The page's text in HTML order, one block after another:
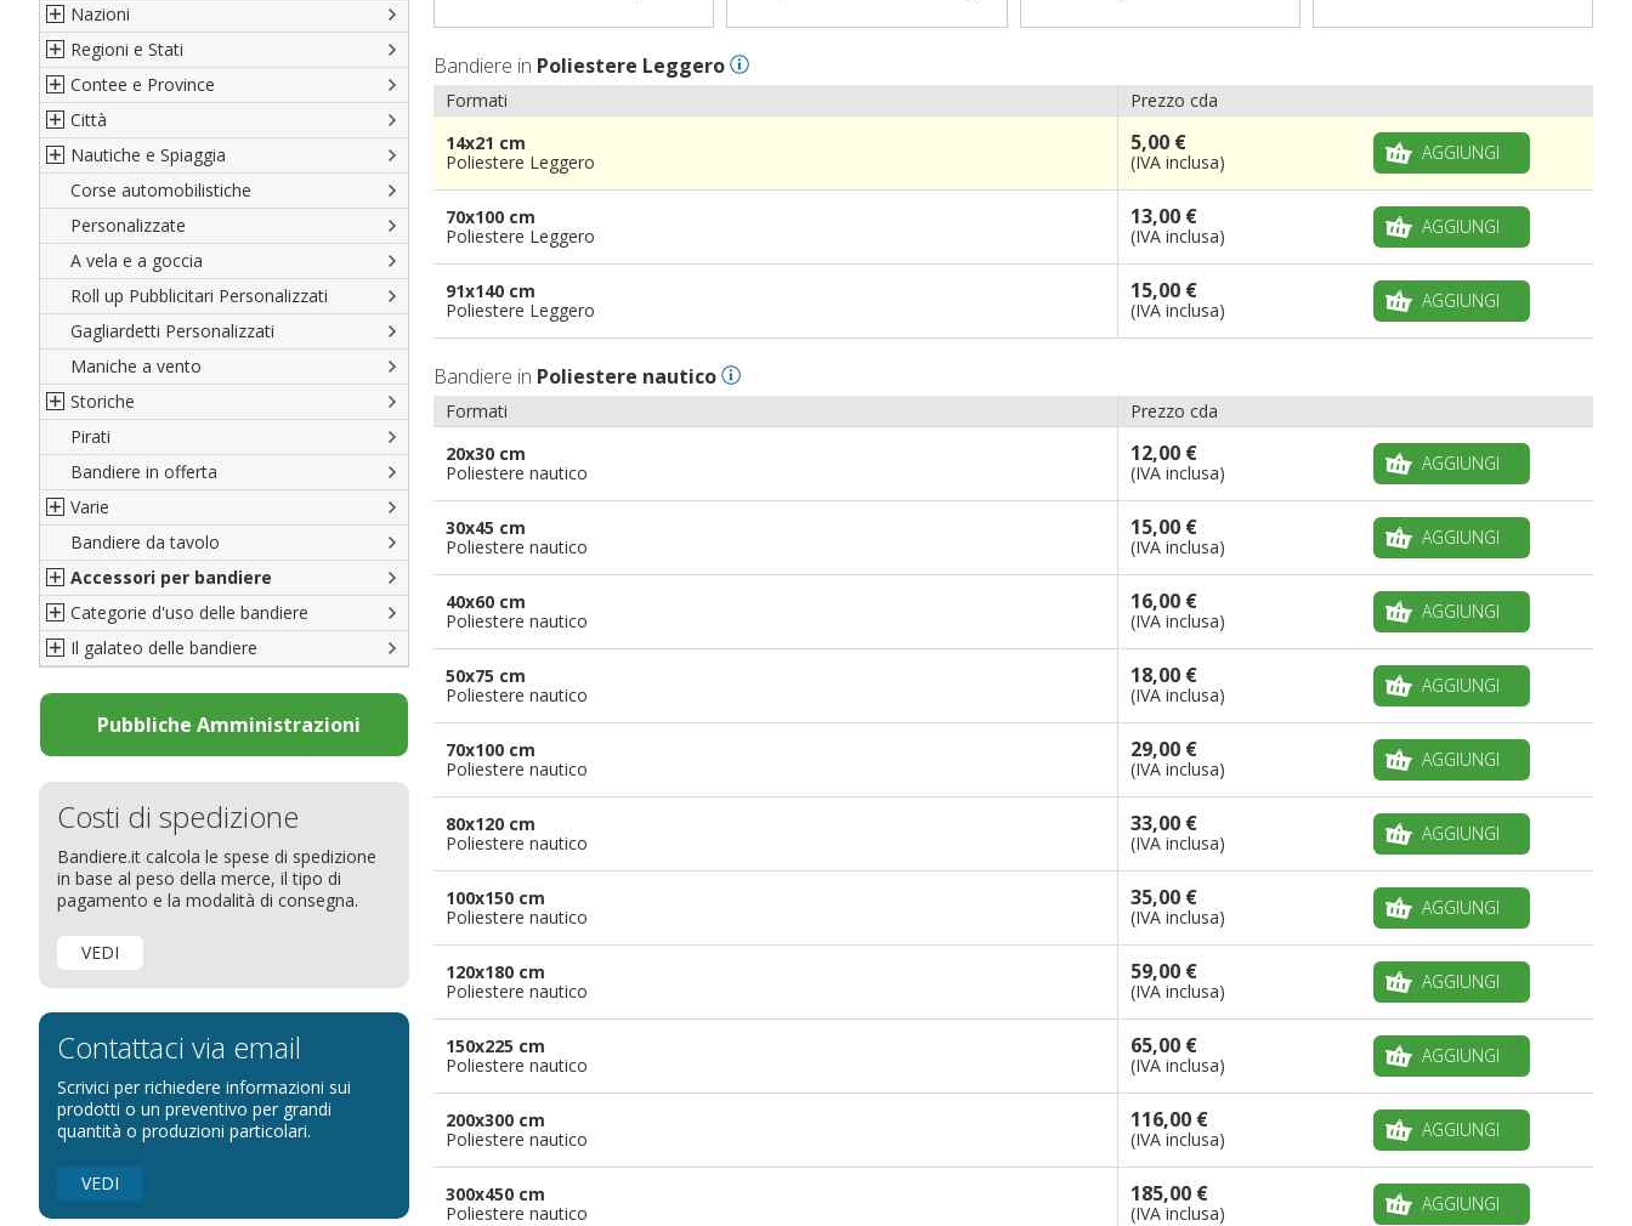
Nazioni
Nord America
Sud America
Europa
Africa
Asia
Oceania
Regioni e Stati
Regioni italiane
Territori Italiani
Stati USA
Francesi
Spagnole
Austriache
Tedesche
Regioni varie
Contee e Province
Cantoni Svizzeri
Province Italiane
Province Spagnole
Francia d'oltremare
Territori britannici d'oltremare
Varie Province del Mondo
Città
Città Italiane
Città spagnole
Città francesi
Città del mondo
Nautiche e Spiaggia
Militari e Mercantili
Codice internazionale nautico
Gran Pavese
Da spiaggia
Di cortesia
Corse automobilistiche
Personalizzate
A vela e a goccia
Roll up Pubblicitari Personalizzati
Gagliardetti Personalizzati
Maniche a vento
Storiche
Italiane
Porte di Milano
Francesi
Americane
Britanniche
Resto del Mondo
Pirati
Bandiere in offerta
Varie
Bandiere del CICAP - Think Deep
Bandiere di Orgoglio Bresciano
Organizzazioni internazionali
Diplomatiche
Bandiere Pubblicitarie
Natale e altre festività
Bandiere etniche e religiose
Bandiere da tavolo
Accessori per bandiere
Accessori per bandiere
Accessori per bandiere da tavolo
Categorie d'uso delle bandiere
Bandiere segnavento
Bandiere per sbandieratori
Bandiere per barche
Bandiere per hotel
Bandiere per eventi
Bandiere per biciclette
Bandiere per autosaloni
Bandiere Palio
Bandiere per enti pubblici
Bandiere per riserve naturali e parchi
Bandiere per musicisti
Bandiere per feste
Il galateo delle bandiere
La bandiera
Come disporre le bandiere
Dimensioni delle bandiere
Come piegare il tricolore
Pubbliche Amministrazioni
Costi di spedizione
Bandiere.it calcola le spese di spedizione
in base al peso della merce, il tipo di
pagamento e la modalità di consegna.
VEDI
Contattaci via email
Scrivici per richiedere informazioni sui
prodotti o un preventivo per grandi
quantità o produzioni particolari.
VEDI
Bandiere in Poliestere Leggero
Formati
Prezzo cda
14x21 cm
Poliestere Leggero
5,00 €
(IVA inclusa) AGGIUNGI
70x100 cm
Poliestere Leggero
13,00 €
(IVA inclusa) AGGIUNGI
91x140 cm
Poliestere Leggero
15,00 €
(IVA inclusa) AGGIUNGI
Bandiere in Poliestere nautico
Formati
Prezzo cda
20x30 cm
Poliestere nautico
12,00 €
(IVA inclusa) AGGIUNGI
30x45 cm
Poliestere nautico
15,00 €
(IVA inclusa) AGGIUNGI
40x60 cm
Poliestere nautico
16,00 €
(IVA inclusa) AGGIUNGI
50x75 cm
Poliestere nautico
18,00 €
(IVA inclusa) AGGIUNGI
70x100 cm
Poliestere nautico
29,00 €
(IVA inclusa) AGGIUNGI
80x120 cm
Poliestere nautico
33,00 €
(IVA inclusa) AGGIUNGI
100x150 cm
Poliestere nautico
35,00 €
(IVA inclusa) AGGIUNGI
120x180 cm
Poliestere nautico
59,00 €
(IVA inclusa) AGGIUNGI
150x225 cm
Poliestere nautico
65,00 €
(IVA inclusa) AGGIUNGI
200x300 cm
Poliestere nautico
116,00 €
(IVA inclusa) AGGIUNGI
300x450 cm
Poliestere nautico
185,00 €
(IVA inclusa) AGGIUNGI